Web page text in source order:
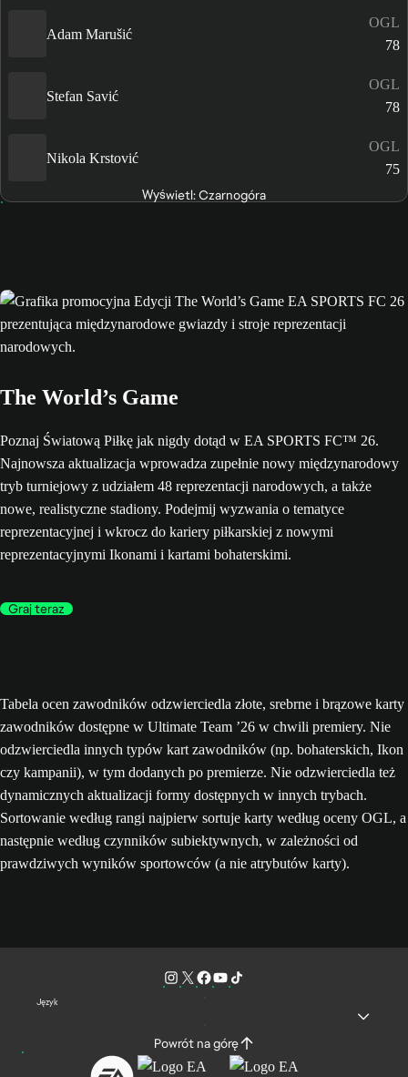
Adam Marušić
OGL
78
Stefan Savić
OGL
78
Nikola Krstović
OGL
75
Wyświetl: Czarnogóra
The World’s Game
Poznaj Światową Piłkę jak nigdy dotąd w EA SPORTS FC™ 26.
Najnowsza aktualizacja wprowadza zupełnie nowy międzynarodowy
tryb turniejowy z udziałem 48 reprezentacji narodowych, a także
nowe, realistyczne stadiony. Podejmij wyzwania o tematyce
reprezentacyjnej i wkrocz do kariery piłkarskiej z nowymi
reprezentacyjnymi Ikonami i kartami bohaterskimi.
Graj teraz
Tabela ocen zawodników odzwierciedla złote, srebrne i brązowe karty
zawodników dostępne w Ultimate Team ’26 w chwili premiery. Nie
odzwierciedla innych typów kart zawodników (np. bohaterskich, Ikon
czy kampanii), w tym dodanych po premierze. Nie odzwierciedla też
dynamicznych aktualizacji formy dostępnych w innych trybach.
Sortowanie według rangi najpierw sortuje karty według oceny OGL, a
następnie według czynników subiektywnych, w zależności od
prawdziwych wyników sportowców (a nie atrybutów karty).
Język
Powrót na górę